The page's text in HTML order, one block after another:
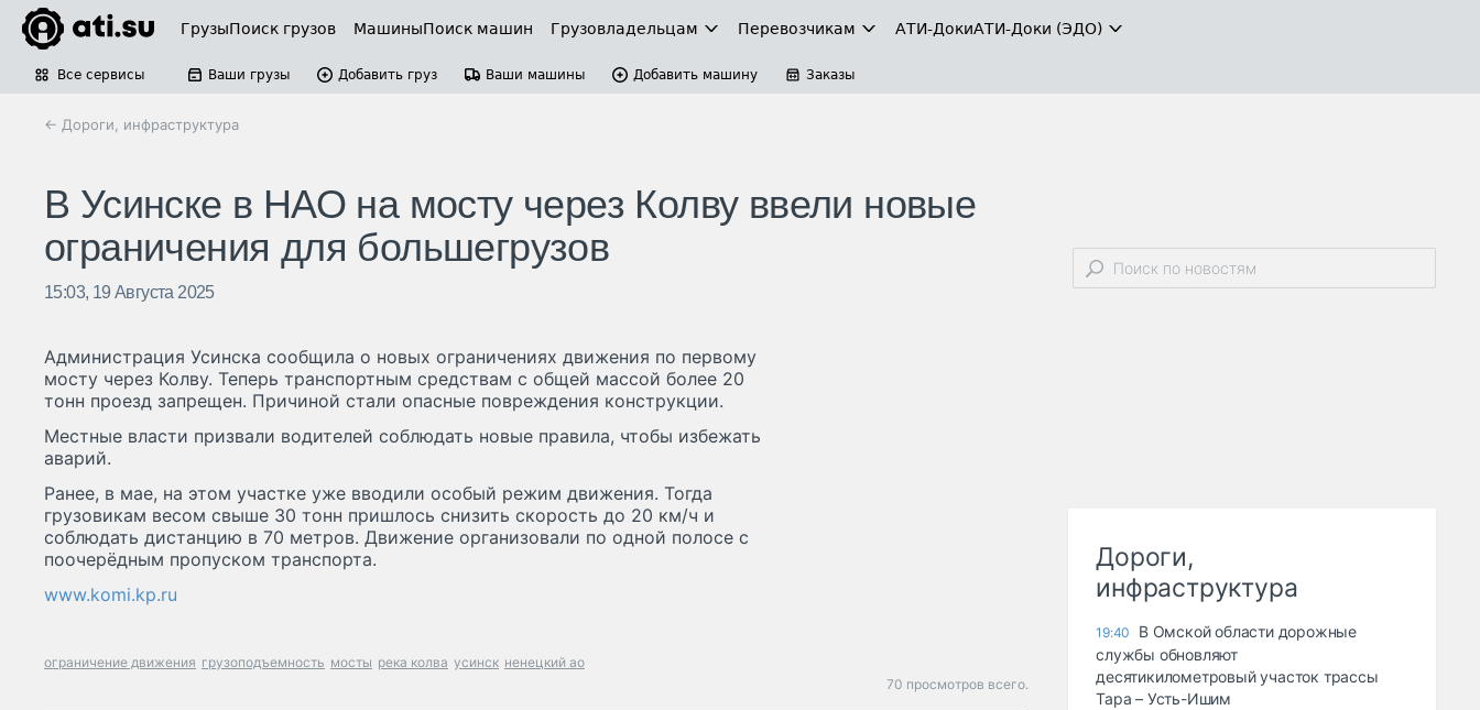
ГрузыПоиск грузов МашиныПоиск машин Грузовладельцам Перевозчикам АТИ-ДокиАТИ-Доки (ЭДО)
Все сервисы Ваши грузы Добавить груз Ваши машины Добавить машину Заказы
← Дороги, инфраструктура
В Усинске в НАО на мосту через Колву ввели новые
ограничения для большегрузов
15:03, 19 Августа 2025
Администрация Усинска сообщила о новых ограничениях движения по первому
мосту через Колву. Теперь транспортным средствам с общей массой более 20
тонн проезд запрещен. Причиной стали опасные повреждения конструкции.
Местные власти призвали водителей соблюдать новые правила, чтобы избежать
аварий.
Ранее, в мае, на этом участке уже вводили особый режим движения. Тогда
грузовикам весом свыше 30 тонн пришлось снизить скорость до 20 км/ч и
соблюдать дистанцию в 70 метров. Движение организовали по одной полосе с
поочерёдным пропуском транспорта.
www.komi.kp.ru
ограничение движения грузоподъемность мосты река колва усинск ненецкий ао
70 просмотров всего.
Дороги,
инфраструктура
19:40
В Омской области дорожные
службы обновляют
десятикилометровый участок трассы
Тара – Усть-Ишим